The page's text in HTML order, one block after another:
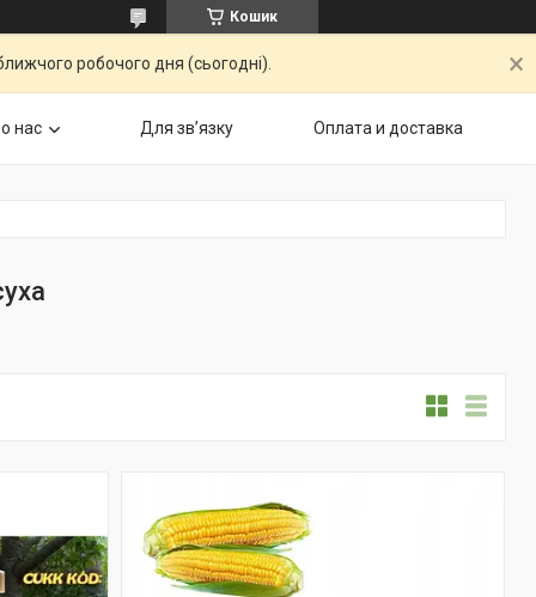
Кошик
робочого дня (сьогодні).
нас Для звʼязку Оплата и доставка